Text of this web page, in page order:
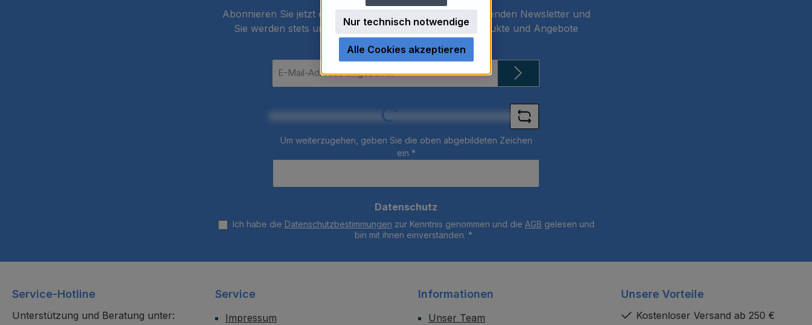
Abonnieren Sie jetzt einfach unseren regelmäßig erscheinenden Newsletter und
Sie werden stets unter den Ersten sein, über neue Produkte und Angebote
informiert werden.
Mail-
Loading...
Um weiterzugehen, geben Sie die oben abgebildeten Zeichen
ein *
Datenschutz
Ich habe die Datenschutzbestimmungen zur Kenntnis genommen und die AGB gelesen und
bin mit ihnen einverstanden. *
Service-Hotline
Unterstützung und Beratung unter:
Service
Impressum
Informationen
Unser Team
Unsere Vorteile
Kostenloser Versand ab 250 €
Nur technisch notwendige
Alle Cookies akzeptieren